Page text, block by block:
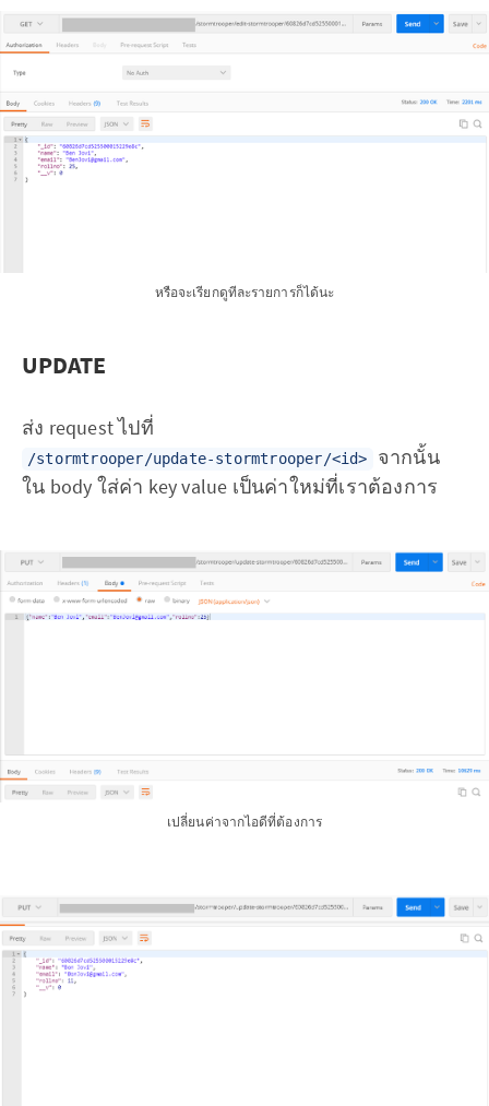
หรือจะเรียกดูทีละรายการก็ได้นะ
UPDATE
ส่ง request ไปที่
/stormtrooper/update-stormtrooper/<id>
จากนั้น
ใน body ใส่ค่า key value เป็นค่าใหม่ที่เราต้องการ
เปลี่ยนค่าจากไอดีที่ต้องการ